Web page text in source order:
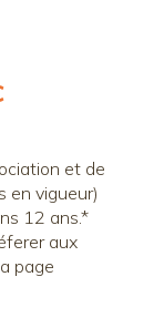
et de
en vigueur)
12 ans.*
aux
page